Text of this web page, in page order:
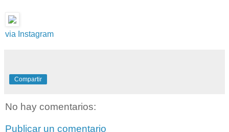
via Instagram
Compartir
No hay comentarios:
Publicar un comentario